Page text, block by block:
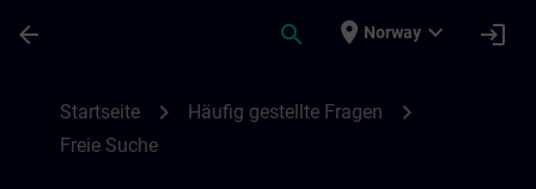
arrow_back search place Norway expand_more login
Startseite chevron_right Häufig gestellte Fragen chevron_right
Freie Suche